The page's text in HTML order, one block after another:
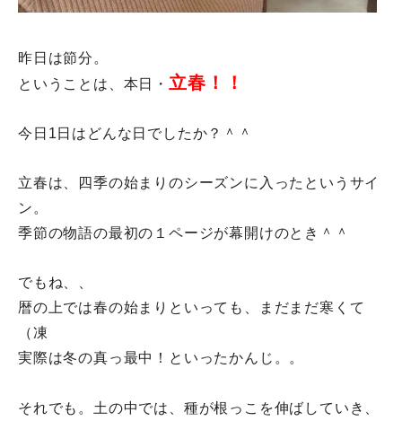
昨日は節分。
ということは、本日・ 立春！！
今日1日はどんな日でしたか？＾＾
立春は、四季の始まりのシーズンに入ったというサイ
ン。
季節の物語の最初の１ページが幕開けのとき＾＾
でもね、、
暦の上では春の始まりといっても、まだまだ寒くて
（凍
実際は冬の真っ最中！といったかんじ。。
それでも。土の中では、種が根っこを伸ばしていき、